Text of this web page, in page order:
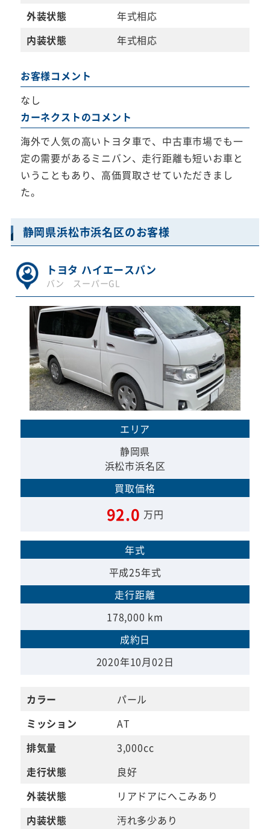
外装状態
年式相応
内装状態
年式相応
お客様コメント
なし
カーネクストのコメント
海外で人気の高いトヨタ車で、中古車市場でも一
定の需要があるミニバン、走行距離も短いお車と
いうこともあり、高価買取させていただきまし
た。
静岡県浜松市浜名区のお客様
トヨタ ハイエースバン
バン スーパーGL
エリア
静岡県
浜松市浜名区
買取価格
92.0 万円
年式
平成25年式
走行距離
178,000 km
成約日
2020年10月02日
カラー
パール
ミッション
AT
排気量
3,000cc
走行状態
良好
外装状態
リアドアにへこみあり
内装状態
汚れ多少あり